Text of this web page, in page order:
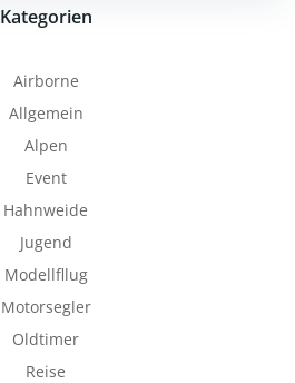
Kategorien
Airborne
Allgemein
Alpen
Event
Hahnweide
Jugend
Modellfllug
Motorsegler
Oldtimer
Reise